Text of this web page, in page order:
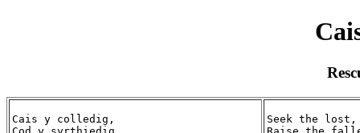
Cais y colledig,
Seek the lost,